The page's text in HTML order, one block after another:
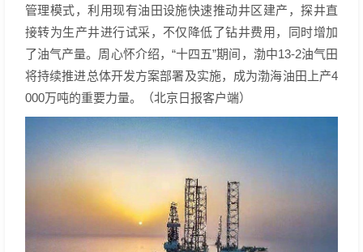
管理模式，利用现有油田设施快速推动井区建产，探井直
接转为生产井进行试采，不仅降低了钻井费用，同时增加
了油气产量。周心怀介绍，“十四五”期间，渤中13-2油气田
将持续推进总体开发方案部署及实施，成为渤海油田上产4
000万吨的重要力量。（北京日报客户端）